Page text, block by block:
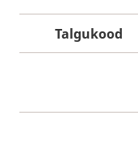
Talgukood